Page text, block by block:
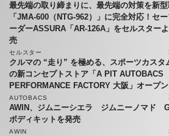
最先端の取り締まりに、最先端の対策を新
「JMA-600（NTG-962）」に完全対応！セ
ーダーASSURA「AR-126A」をセルスター
売
セルスター
クルマの “走り” を極める、スポーツカスタ
の新コンセプトストア「A PIT AUTOBACS
PERFORMANCE FACTORY 大阪」オープン
AUTOBACS
AWIN、ジムニーシエラ ジムニーノマド
ボディキットを発売
AWIN